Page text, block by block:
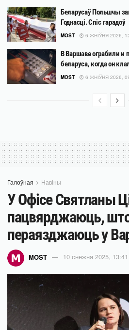
Беларусаў Польшчы
Годнасці. Спіс гарадоў
MOST 6 ЖНІЎНЯ 2026,
В Варшаве ограбили и
беларуса, когда он
MOST 6 ЖНІЎНЯ 2026,
Галоўная Навіны
У Офісе Святланы
пацвярджаюць,
пераязджаюць у
MOST 10 снежня 2025, 13:41